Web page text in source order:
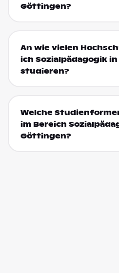
Göttingen?
An wie vielen
ich Sozialpädagogik
studieren?
Welche
im Bereich
Göttingen?